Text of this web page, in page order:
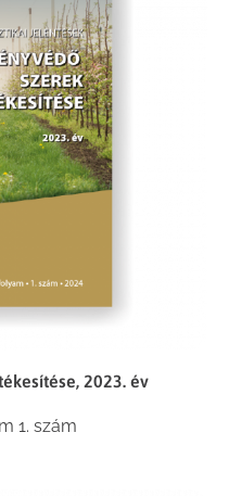
2023. év
1. szám